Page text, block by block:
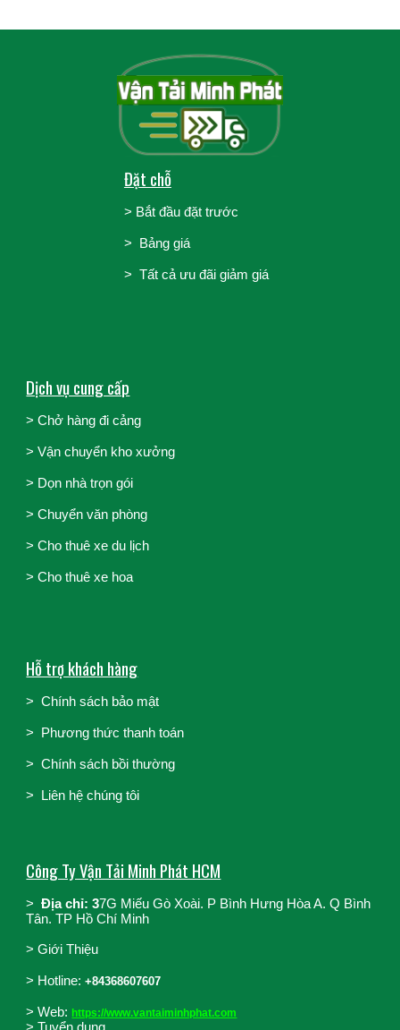
Đặt chỗ
> Bắt đầu đặt trước
> Bảng giá
> Tất cả ưu đãi giảm giá
Dịch vụ cung cấp
> Chở hàng đi cảng
>Vận chuyển kho xưởng
> Dọn nhà trọn gói
>Chuyển văn phòng
>Cho thuê xe du lịch
>Cho thuê xe hoa
Hỗ trợ khách hàng
> Chính sách bảo mật
> Phương thức thanh toán
>Chính sách bồi thường
> Liên hệ chúng tôi
Công Ty Vận Tải Minh Phát HCM
>Địa chỉ: 37G Miếu Gò Xoài. P Bình Hưng Hòa A. Q Bình
Tân. TP Hồ Chí Minh
>Giới Thiệu
> Hotline: +84368607607
> Web: https://www.vantaiminhphat.com